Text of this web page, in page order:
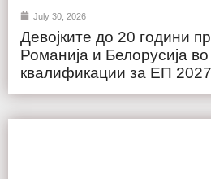
July 30, 2026
Девојките до 20 години
Романија и Белорусија
квалификации за ЕП 2027